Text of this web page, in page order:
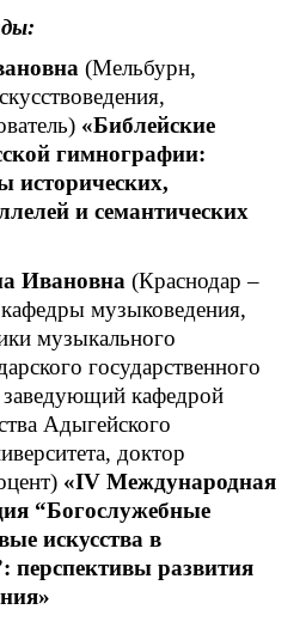
(Мельбурн,
«Библейские
гимнографии:
исторических,
и семантических
Ивановна (Краснодар –
музыковедения,
музыкального
государственного
заведующий кафедрой
Адыгейского
доктор
«IV Международная
“Богослужебные
искусства в
перспективы развития